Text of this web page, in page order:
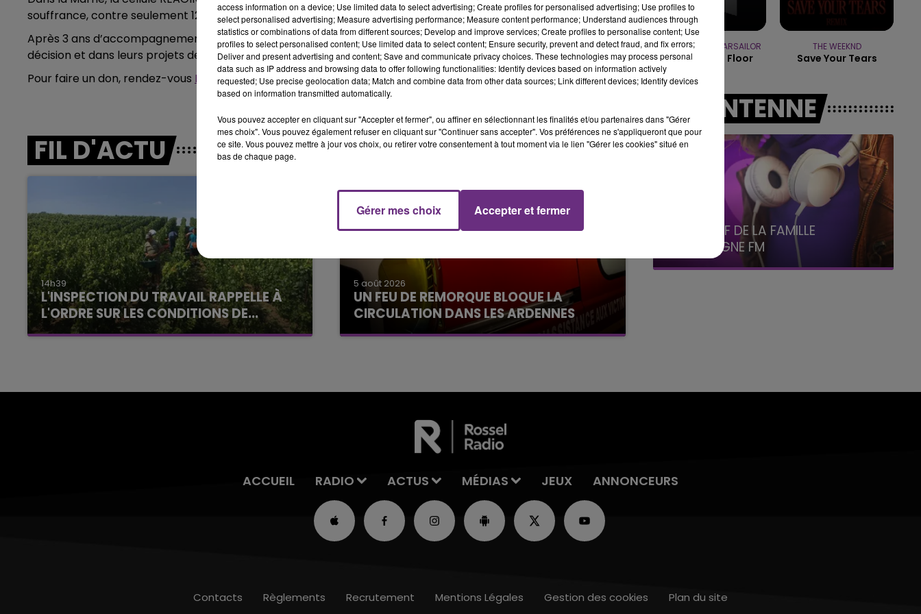
LE CLUB CHAMPAGNE FM
19h00 - 19h15
LA POP MACHINE - CHAMPAGNE FM
19h15 - 20h00
LA RADIO POP
souffrance, contre seulement 12 exploitants en 2012.
Après 3 ans d’accompagnement par REAGIR, 85% des exploitants retrouvent leur autonomie dans leur prise de
décision et dans leurs projets de vie.
Pour faire un don, rendez-vous ICI
FIL D'ACTU
14h39
L'INSPECTION DU TRAVAIL RAPPELLE À
L'ORDRE SUR LES CONDITIONS DE...
Alors que les dates de début des vendange
5 août 2026
UN FEU DE REMORQUE BLOQUE LA
CIRCULATION DANS LES ARDENNES
Un feu de remorque s'est déclaré ce mercredi
OFENBACH & STARSAILOR
Four To The Floor
THE WEEKND
Save Your Tears
A L'ANTENNE
19h00 - 19h15
LA POP MACHINE - CHAMPAGNE FM
19h15 - 20h00
LE BEST OF DE LA FAMILLE
CHAMPAGNE FM
ACCUEIL RADIO ACTUS MÉDIAS JEUX ANNONCEURS
Contacts Règlements Recrutement Mentions Légales Gestion des cookies Plan du site
access information on a device; Use limited data to select advertising; Create profiles for personalised advertising; Use profiles to
select personalised advertising; Measure advertising performance; Measure content performance; Understand audiences through
statistics or combinations of data from different sources; Develop and improve services; Create profiles to personalise content; Use
profiles to select personalised content; Use limited data to select content; Ensure security, prevent and detect fraud, and fix errors;
Deliver and present advertising and content; Save and communicate privacy choices. These technologies may process personal
data such as IP address and browsing data to offer following functionalities: Identify devices based on information actively
requested; Use precise geolocation data; Match and combine data from other data sources; Link different devices; Identify devices
based on information transmitted automatically.
Vous pouvez accepter en cliquant sur "Accepter et fermer", ou affiner en sélectionnant les finalités et/ou partenaires dans "Gérer
mes choix". Vous pouvez également refuser en cliquant sur "Continuer sans accepter". Vos préférences ne s'appliqueront que pour
ce site. Vous pouvez mettre à jour vos choix, ou retirer votre consentement à tout moment via le lien "Gérer les cookies" situé en
bas de chaque page.
Gérer mes choix Accepter et fermer